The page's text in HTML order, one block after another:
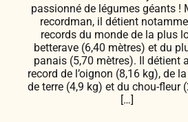
passionné de légumes géants !
recordman, il détient
records du monde de la plus
betterave (6,40 mètres) et du
panais (5,70 mètres). Il détient
record de l’oignon (8,16 kg), de
de terre (4,9 kg) et du chou-fleur
[…]